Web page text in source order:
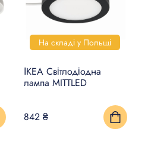
На складі у Польщі
ІКЕА Світлодіодна
лампа MITTLED
842 ₴